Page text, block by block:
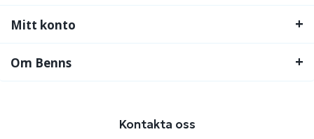
Mitt konto
Om Benns
Kontakta oss